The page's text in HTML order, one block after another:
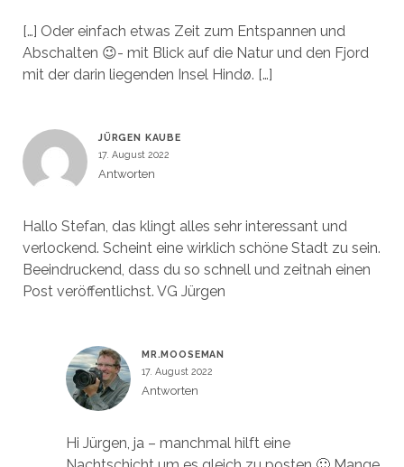
[…] Oder einfach etwas Zeit zum Entspannen und
Abschalten 😉- mit Blick auf die Natur und den Fjord
mit der darin liegenden Insel Hindø. […]
JÜRGEN KAUBE
17. August 2022
Antworten
Hallo Stefan, das klingt alles sehr interessant und
verlockend. Scheint eine wirklich schöne Stadt zu sein.
Beeindruckend, dass du so schnell und zeitnah einen
Post veröffentlichst. VG Jürgen
MR.MOOSEMAN
17. August 2022
Antworten
Hi Jürgen, ja – manchmal hilft eine